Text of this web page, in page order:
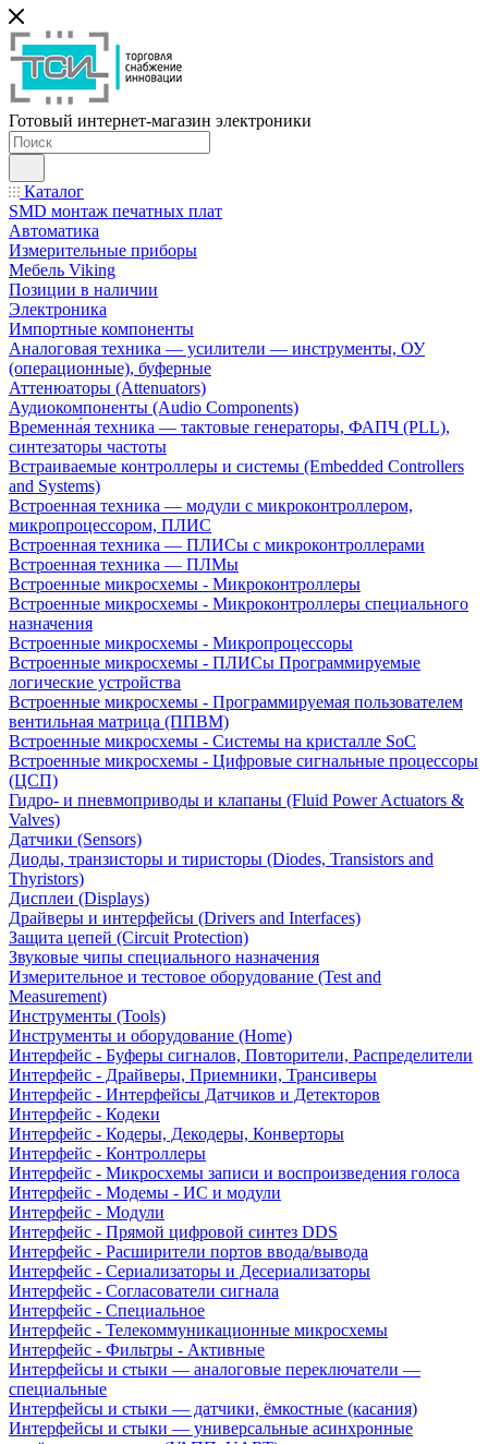
Готовый интернет-магазин электроники
Каталог
SMD монтаж печатных плат
Автоматика
Измерительные приборы
Мебель Viking
Позиции в наличии
Электроника
Импортные компоненты
Аналоговая техника — усилители — инструменты, ОУ
(операционные), буферные
Аттенюаторы (Attenuators)
Аудиокомпоненты (Audio Components)
Временна́я техника — тактовые генераторы, ФАПЧ (PLL),
синтезаторы частоты
Встраиваемые контроллеры и системы (Embedded Controllers
and Systems)
Встроенная техника — модули с микроконтроллером,
микропроцессором, ПЛИС
Встроенная техника — ПЛИСы с микроконтроллерами
Встроенная техника — ПЛМы
Встроенные микросхемы - Микроконтроллеры
Встроенные микросхемы - Микроконтроллеры специального
назначения
Встроенные микросхемы - Микропроцессоры
Встроенные микросхемы - ПЛИСы Программируемые
логические устройства
Встроенные микросхемы - Программируемая пользователем
вентильная матрица (ППВМ)
Встроенные микросхемы - Системы на кристалле SoC
Встроенные микросхемы - Цифровые сигнальные процессоры
(ЦСП)
Гидро- и пневмоприводы и клапаны (Fluid Power Actuators &
Valves)
Датчики (Sensors)
Диоды, транзисторы и тиристоры (Diodes, Transistors and
Thyristors)
Дисплеи (Displays)
Драйверы и интерфейсы (Drivers and Interfaces)
Защита цепей (Circuit Protection)
Звуковые чипы специального назначения
Измерительное и тестовое оборудование (Test and
Measurement)
Инструменты (Tools)
Инструменты и оборудование (Home)
Интерфейс - Буферы сигналов, Повторители, Распределители
Интерфейс - Драйверы, Приемники, Трансиверы
Интерфейс - Интерфейсы Датчиков и Детекторов
Интерфейс - Кодеки
Интерфейс - Кодеры, Декодеры, Конверторы
Интерфейс - Контроллеры
Интерфейс - Микросхемы записи и воспроизведения голоса
Интерфейс - Модемы - ИС и модули
Интерфейс - Модули
Интерфейс - Прямой цифровой синтез DDS
Интерфейс - Расширители портов ввода/вывода
Интерфейс - Сериализаторы и Десериализаторы
Интерфейс - Согласователи сигнала
Интерфейс - Специальное
Интерфейс - Телекоммуникационные микросхемы
Интерфейс - Фильтры - Активные
Интерфейсы и стыки — аналоговые переключатели —
специальные
Интерфейсы и стыки — датчики, ёмкостные (касания)
Интерфейсы и стыки — универсальные асинхронные